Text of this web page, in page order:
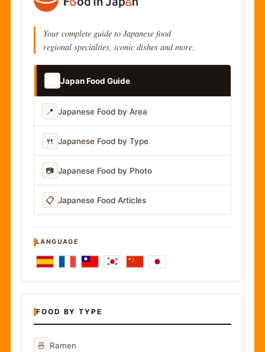
Your complete guide to Japanese food
regional specialties, iconic dishes and more.
Japan Food Guide
📍 Japanese Food by Area
🍴 Japanese Food by Type
📷 Japanese Food by Photo
📋 Japanese Food Articles
LANGUAGE
FOOD BY TYPE
🍜 Ramen